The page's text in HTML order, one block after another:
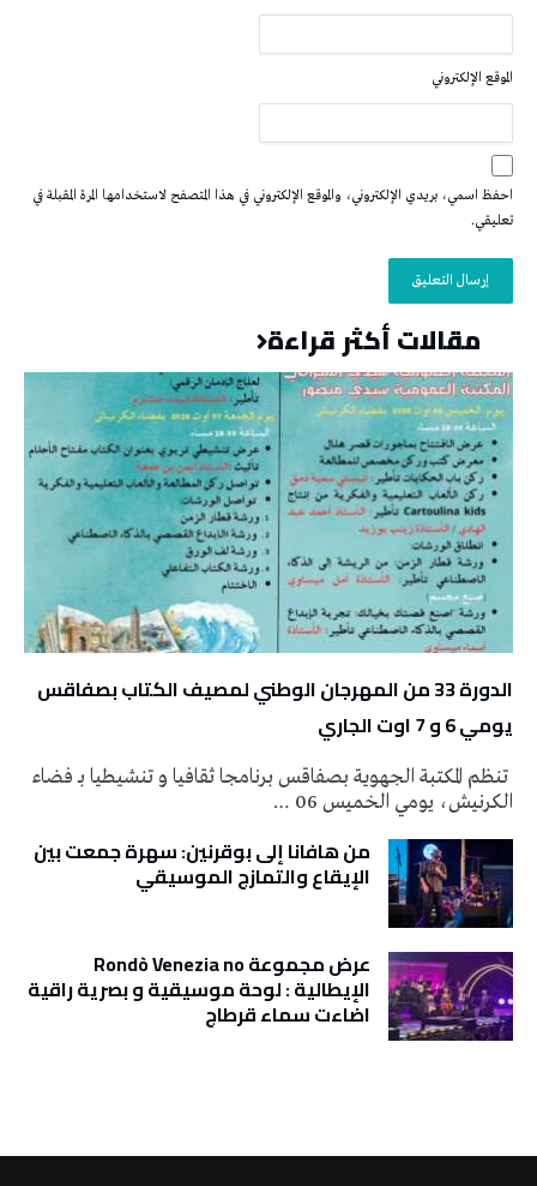
الموقع الإلكتروني
احفظ اسمي، بريدي الإلكتروني، والموقع الإلكتروني في هذا المتصفح لاستخدامها المرة المقبلة في
تعليقي.
مقالات أكثر قراءة
الدورة 33 من المهرجان الوطني لمصيف الكتاب بصفاقس
يومي 6 و 7 اوت الجاري
تنظم المكتبة الجهوية بصفاقس برنامجا ثقافيا و تنشيطيا بـ فضاء
الكرنيش، يومي الخميس 06 …
من هافانا إلى بوقرنين: سهرة جمعت بين
الإيقاع والتمازج الموسيقي
عرض مجموعة Rondò Venezia no
الإيطالية : لوحة موسيقية و بصرية راقية
اضاءت سماء قرطاج